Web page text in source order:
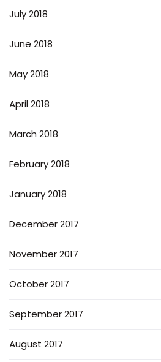
July 2018
June 2018
May 2018
April 2018
March 2018
February 2018
January 2018
December 2017
November 2017
October 2017
September 2017
August 2017